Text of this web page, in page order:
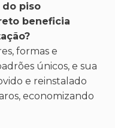
do piso
beneficia
formas e
únicos, e sua
e reinstalado
economizando